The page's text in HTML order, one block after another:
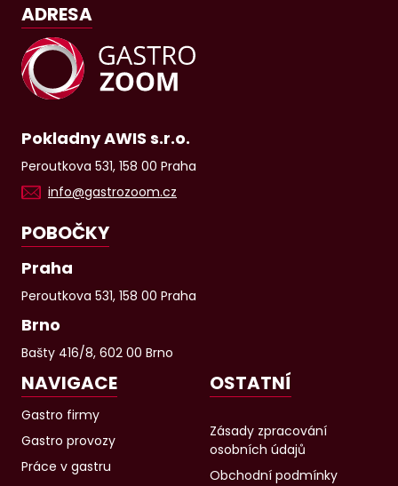
ADRESA
Pokladny AWIS s.r.o.
Peroutkova 531, 158 00 Praha
info@gastrozoom.cz
POBOČKY
Praha
Peroutkova 531, 158 00 Praha
Brno
Bašty 416/8, 602 00 Brno
NAVIGACE
Gastro firmy
Gastro provozy
Práce v gastru
OSTATNÍ
Zásady zpracování
osobních údajů
Obchodní podmínky